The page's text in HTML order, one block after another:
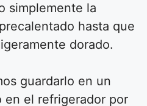
simplemente la
hasta que
dorado.
guardarlo en un
el refrigerador por